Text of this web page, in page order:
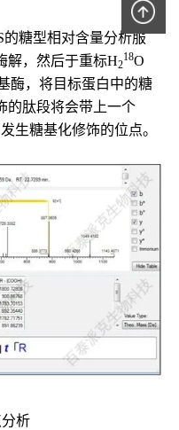
糖型相对含量分析服
解，然后于重标H2
18O
酶，将目标蛋白中的糖
的肽段将会带上一个
生糖基化修饰的位点。
析